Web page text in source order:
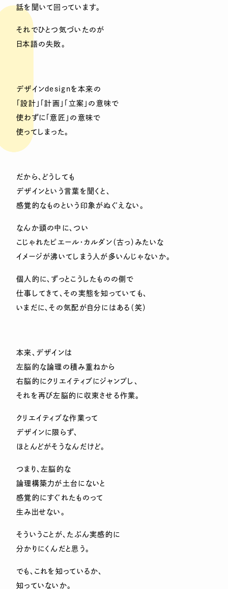
話を聞いて回っています。
それでひとつ気づいたのが
日本語の失敗。
デザインdesignを本来の
「設計」「計画」「立案」の意味で
使わずに「意匠」の意味で
使ってしまった。
だから、どうしても
デザインという言葉を聞くと、
感覚的なものという印象がぬぐえない。
なんか頭の中に、つい
こじゃれたピエール・カルダン（古っ）みたいな
イメージが沸いてしまう人が多いんじゃないか。
個人的に、ずっとこうしたものの側で
仕事してきて、その実態を知っていても、
いまだに、その気配が自分にはある（笑）
本来、デザインは
左脳的な論理の積み重ねから
右脳的にクリエイティブにジャンプし、
それを再び左脳的に収束させる作業。
クリエイティブな作業って
デザインに限らず、
ほとんどがそうなんだけど。
つまり、左脳的な
論理構築力が土台にないと
感覚的にすぐれたものって
生み出せない。
そういうことが、たぶん実感的に
分かりにくんだと思う。
でも、これを知っているか、
知っていないか。